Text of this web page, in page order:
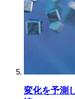
変化を予測